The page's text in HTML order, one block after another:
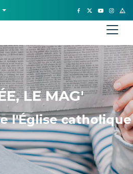
LE MAG'
l'Église catholique